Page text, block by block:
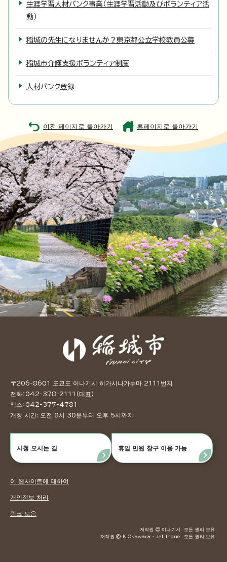
生涯学習人材バンク事業（生涯学習活動及びボランティア活
動）
稲城の先生になりませんか？東京都公立学校教員公募
稲城市介護支援ボランティア制度
人材バンク登録
이전 페이지로 돌아가기 홈페이지로 돌아가기
〒206-8601 도쿄도 이나기시 히가시나가누마 2111번지
전화：042-378-2111（대표）
팩스：042-377-4781
개청 시간: 오전 8시 30분부터 오후 5시까지
시청 오시는 길 휴일 민원 창구 이용 가능
이 웹사이트에 대하여
개인정보 처리
링크 모음
저작권 © 이나기시. 모든 권리 보유.
저작권 © K.Okawara ・ Jet Inoue. 모든 권리 보유.